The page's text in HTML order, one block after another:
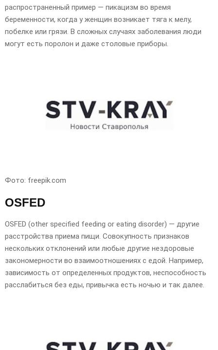
распространенный пример — пикацизм во время
беременности, когда у женщин возникает тяга к мелу,
побелке или грязи. В сложных случаях заболевания люди
могут есть поролон и даже столовые приборы.
Фото: freepik.com
OSFED
OSFED (other specified feeding or eating disorder) — другие
расстройства приема пищи. Совокупность признаков
нескольких отклонений или любые другие нездоровые
закономерности во взаимоотношениях с едой. Например,
зависимость от определенных продуктов, неспособность
расслабиться без еды, привычка есть ночью и так далее.